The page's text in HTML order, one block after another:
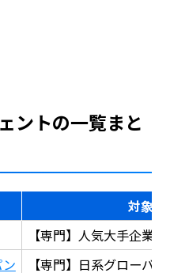
ントの一覧まと
対象
【専門】人気大手企業
【専門】日系グローバ